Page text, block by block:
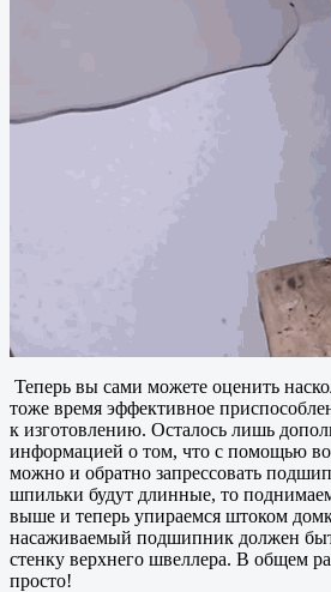
Теперь вы сами можете оценить
тоже время эффективное
к изготовлению. Осталось лишь
информацией о том, что с помощью
можно и обратно запрессовать
шпильки будут длинные, то
выше и теперь упираемся штоком
насаживаемый подшипник должен
стенку верхнего швеллера. В общем
просто!